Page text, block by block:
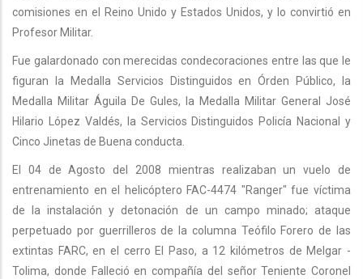
comisiones en el Reino Unido y Estados Unidos, y lo convirtió en
Profesor Militar.
Fue galardonado con merecidas condecoraciones entre las que le
figuran la Medalla Servicios Distinguidos en Órden Público, la
Medalla Militar Águila De Gules, la Medalla Militar General José
Hilario López Valdés, la Servicios Distinguidos Policía Nacional y
Cinco Jinetas de Buena conducta.
El 04 de Agosto del 2008 mientras realizaban un vuelo de
entrenamiento en el helicóptero FAC-4474 "Ranger" fue víctima
de la instalación y detonación de un campo minado; ataque
perpetuado por guerrilleros de la columna Teófilo Forero de las
extintas FARC, en el cerro El Paso, a 12 kilómetros de Melgar -
Tolima, donde Falleció en compañía del señor Teniente Coronel